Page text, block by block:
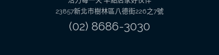
23857新北市樹林區八德街226之7號
(02) 8686-3030